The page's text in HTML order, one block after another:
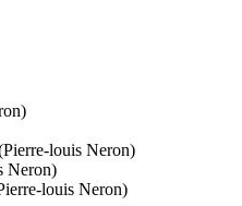
louis Neron)
Neron)
louis Neron)